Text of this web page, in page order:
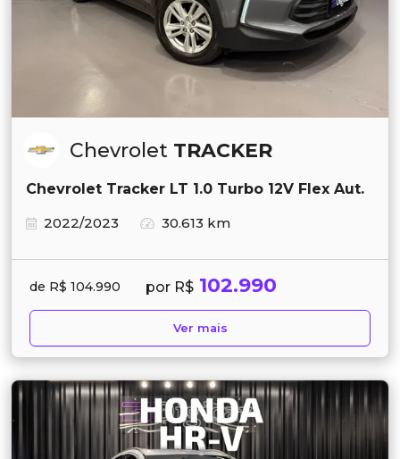
Chevrolet TRACKER
Chevrolet Tracker LT 1.0 Turbo 12V Flex Aut.
2022/2023
30.613 km
de R$ 104.990 por R$ 102.990
Ver mais